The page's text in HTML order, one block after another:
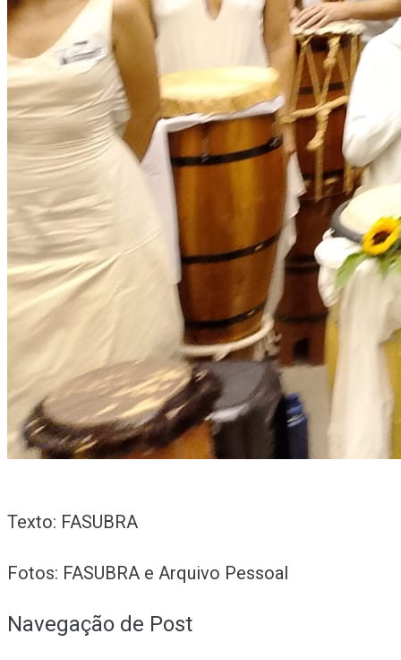
Texto: FASUBRA
Fotos: FASUBRA e Arquivo Pessoal
Navegação de Post